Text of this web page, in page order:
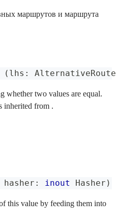
маршрутов и маршрута
( lhs :
whether two values are equal.
inherited from .
: inout Hasher )
this value by feeding them into